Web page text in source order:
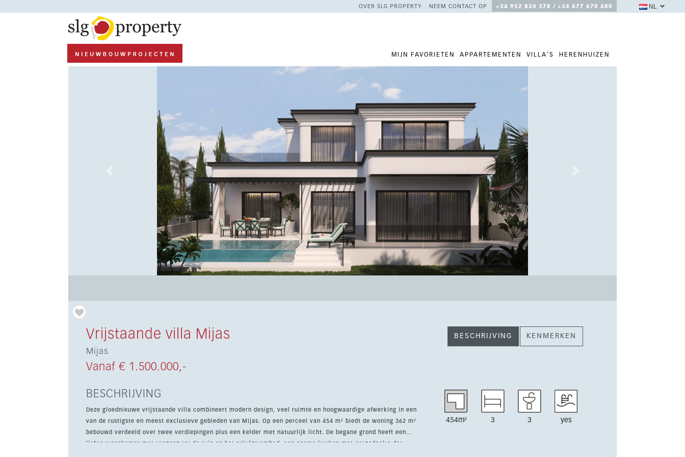
OVER SLG PROPERTY NEEM CONTACT OP +34 952 830 378 / +34 677 670 480
MIJN FAVORIETEN APPARTEMENTEN VILLA'S HERENHUIZEN
NL
Vrijstaande villa Mijas
Mijas
Vanaf € 1.500.000,-
BESCHRIJVING KENMERKEN
BESCHRIJVING
Deze gloednieuwe vrijstaande villa combineert modern design, veel ruimte en hoogwaardige afwerking in een
van de rustigste en meest exclusieve gebieden van Mijas. Op een perceel van 454 m² biedt de woning 362 m²
bebouwd verdeeld over twee verdiepingen plus een kelder met natuurlijk licht. De begane grond heeft een
lichte woonkamer met toegang tot de tuin en het privézwembad, een aparte keuken met eetgedeelte dat
454m² 3 3 yes